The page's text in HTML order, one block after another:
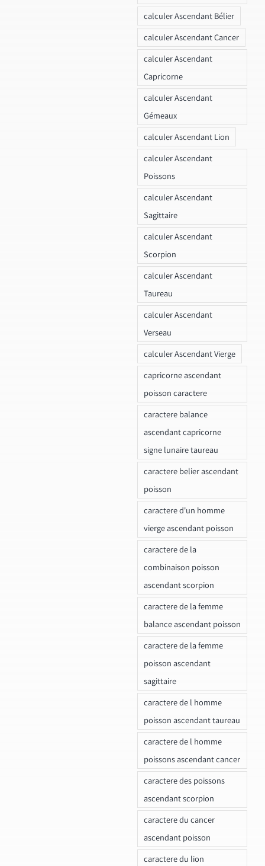
calculer Ascendant Bélier
calculer Ascendant Cancer
calculer Ascendant
Capricorne
calculer Ascendant
Gémeaux
calculer Ascendant Lion
calculer Ascendant
Poissons
calculer Ascendant
Sagittaire
calculer Ascendant
Scorpion
calculer Ascendant
Taureau
calculer Ascendant
Verseau
calculer Ascendant Vierge
capricorne ascendant
poisson caractere
caractere balance
ascendant capricorne
signe lunaire taureau
caractere belier ascendant
poisson
caractere d'un homme
vierge ascendant poisson
caractere de la
combinaison poisson
ascendant scorpion
caractere de la femme
balance ascendant poisson
caractere de la femme
poisson ascendant
sagittaire
caractere de l homme
poisson ascendant taureau
caractere de l homme
poissons ascendant cancer
caractere des poissons
ascendant scorpion
caractere du cancer
ascendant poisson
caractere du lion